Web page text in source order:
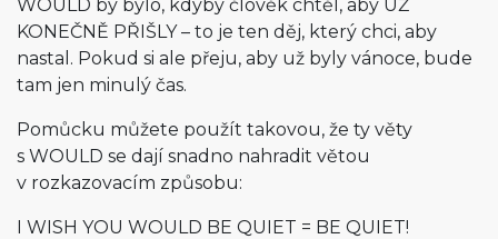
WOULD by bylo, kdyby člověk chtěl, aby UŽ
KONEČNĚ PŘIŠLY – to je ten děj, který chci, aby
nastal. Pokud si ale přeju, aby už byly vánoce, bude
tam jen minulý čas.
Pomůcku můžete použít takovou, že ty věty
s WOULD se dají snadno nahradit větou
v rozkazovacím způsobu:
I WISH YOU WOULD BE QUIET = BE QUIET!